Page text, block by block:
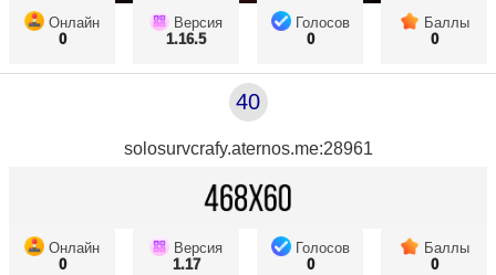
Онлайн
0
Версия
1.16.5
Голосов
0
Баллы
0
40
solosurvcrafy.aternos.me:28961
Онлайн
0
Версия
1.17
Голосов
0
Баллы
0